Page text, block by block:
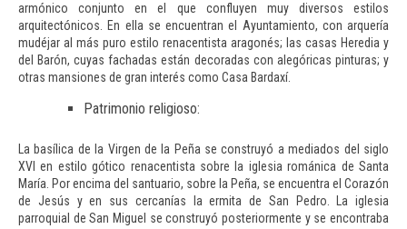
armónico conjunto en el que confluyen muy diversos estilos
arquitectónicos. En ella se encuentran el Ayuntamiento, con arquería
mudéjar al más puro estilo renacentista aragonés; las casas Heredia y
del
Barón, cuyas fachadas están decoradas con alegóricas pinturas; y
otras mansiones de gran interés como Casa Bardaxí.
Patrimonio religioso:
La basílica de la Virgen de la Peña se construyó a mediados del siglo
XVI en estilo gótico renacentista sobre la iglesia románica de Santa
María. Por encima del santuario, sobre la Peña, se encuentra el Corazón
de Jesús y en sus cercanías la ermita de San Pedro.​ La iglesia
parroquial de San Miguel se construyó posteriormente y se encontraba